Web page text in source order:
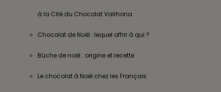
à la Cité du Chocolat Valrhona
Chocolat de Noël : lequel offrir à qui ?
Bûche de noël : origine et recette
Le chocolat à Noël chez les Français